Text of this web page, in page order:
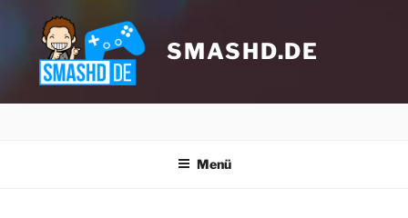
springen
SMASHD.DE
Menü